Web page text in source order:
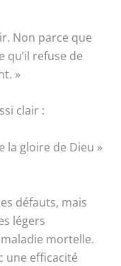
Non parce que
qu’il refuse de
»
clair :
la gloire de Dieu »
défauts, mais
légers
mortelle.
une efficacité